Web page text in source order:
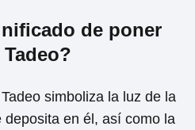
de poner
simboliza la luz de la
en él, así como la